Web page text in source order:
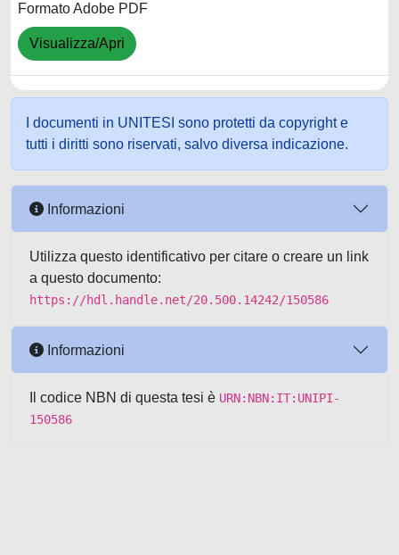
Formato Adobe PDF
Visualizza/Apri
I documenti in UNITESI sono protetti da copyright e
tutti i diritti sono riservati, salvo diversa indicazione.
Informazioni
Utilizza questo identificativo per citare o creare un link
a questo documento:
https://hdl.handle.net/20.500.14242/150586
Informazioni
Il codice NBN di questa tesi è URN:NBN:IT:UNIPI-
150586